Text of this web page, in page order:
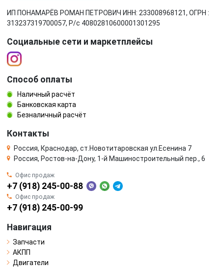
ИП ПОНАМАРЁВ РОМАН ПЕТРОВИЧ ИНН: 233008968121, ОГРН :
313237319700057, Р/c 40802810600001301295
Социальные сети и маркетплейсы
Способ оплаты
Наличный расчёт
Банковская карта
Безналичный расчёт
Контакты
Россия, Краснодар, ст.Новотитаровская ул.Есенина 7
Россия, Ростов-на-Дону, 1-й Машиностроительный пер., 6
Офис продаж
+7 (918) 245-00-88
Офис продаж
+7 (918) 245-00-99
Навигация
Запчасти
АКПП
Двигатели